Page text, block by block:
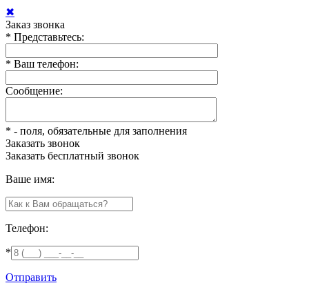
✖
Заказ звонка
* Представьтесь:
* Ваш телефон:
Сообщение:
* - поля, обязательные для заполнения
Заказать звонок
Заказать бесплатный звонок
Ваше имя:
Телефон:
*
Отправить